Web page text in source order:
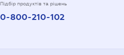
Підбір продуктів та рішень
0-800-210-102